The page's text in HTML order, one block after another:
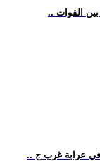
القوات
في عرابة غرب ج